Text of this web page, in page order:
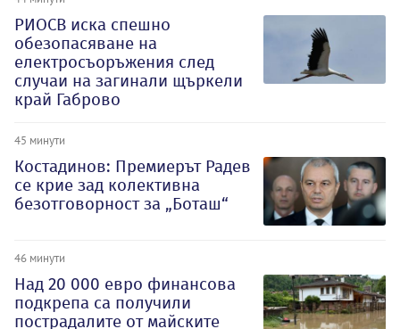
РИОСВ иска спешно
обезопасяване на
електросъоръжения след
случаи на загинали щъркели
край Габрово
45 минути
Костадинов: Премиерът Радев
се крие зад колективна
безотговорност за „Боташ“
46 минути
Над 20 000 евро финансова
подкрепа са получили
пострадалите от майските